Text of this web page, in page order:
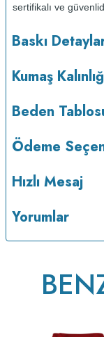
sertifikalı ve
Kalınlığı :
programda
Baskı
Kumaş
Beden
Ödeme
Hızlı Mesaj
Yorumlar